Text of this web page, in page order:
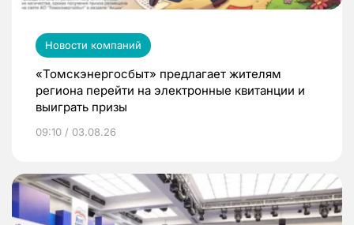
Новости компаний
«Томскэнергосбыт» предлагает жителям
региона перейти на электронные квитанции и
выиграть призы
09:10 / 03.08.26